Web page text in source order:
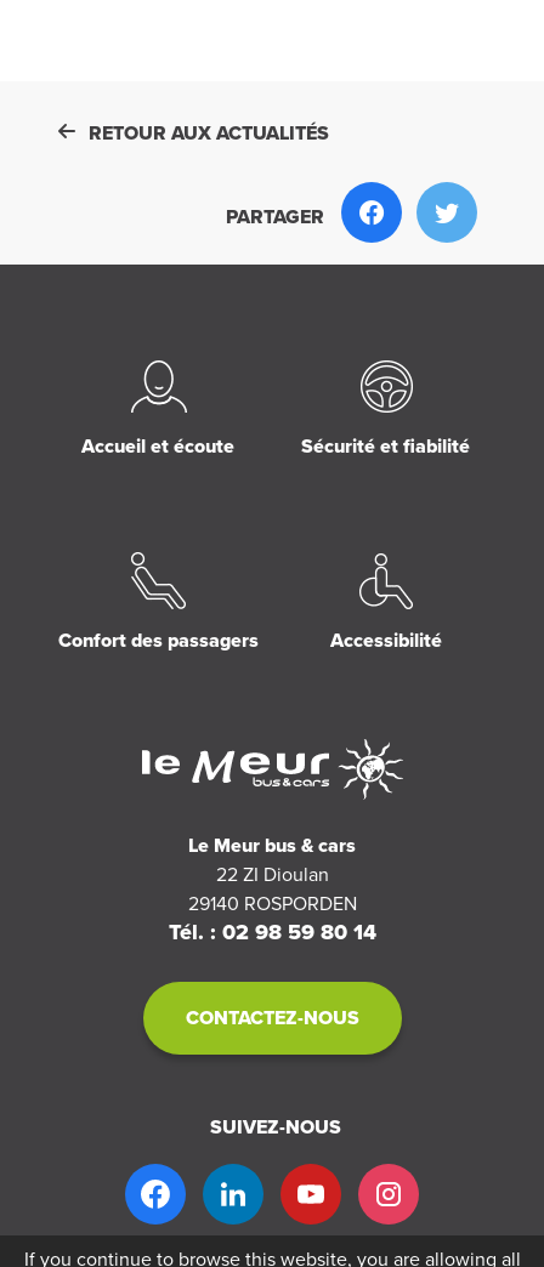
RETOUR AUX ACTUALITÉS
PARTAGER
Accueil et écoute Sécurité et fiabilité
Confort des passagers Accessibilité
Le Meur bus & cars
22 ZI Dioulan
29140 ROSPORDEN
Tél. : 02 98 59 80 14
CONTACTEZ-NOUS
SUIVEZ-NOUS
If you continue to browse this website, you are allowing all